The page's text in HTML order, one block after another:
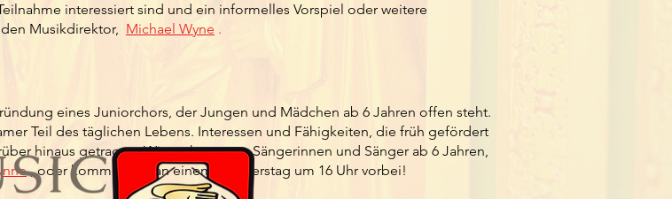
interessiert sind und ein informelles Vorspiel oder weitere
Musikdirektor, Michael Wyne .
eines Juniorchors, der Jungen und Mädchen ab 6 Jahren offen steht.
Teil des täglichen Lebens. Interessen und Fähigkeiten, die früh gefördert
hinaus getragen. Wir suchen neue Sängerinnen und Sänger ab 6 Jahren,
, oder kommen Sie an einem Donnerstag um 16 Uhr vorbei!